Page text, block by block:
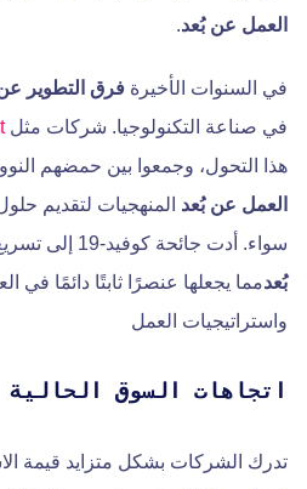
العمل عن بُعد.
في السنوات الأخيرة فرق التطوير
في صناعة التكنولوجيا. شركات مثل
هذا التحول، وجمعوا بين حمضهم
العمل عن بُعد المنهجيات لتقديم
سواء. أدت جائحة كوفيد-19 إلى تسريع وتيرة اعتماد
بُعدمما يجعلها عنصرًا ثابتًا دائمًا في
واستراتيجيات العمل
اتجاهات السوق الحالية
تدرك الشركات بشكل متزايد قيمة